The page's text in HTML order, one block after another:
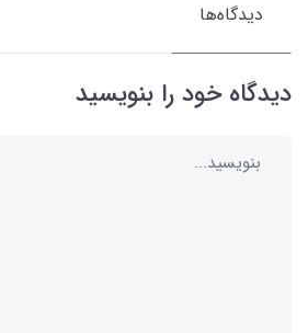
دیدگاه‌ها
دیدگاه خود را بنویسید